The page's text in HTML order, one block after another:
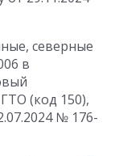
северные
в
(код 150),
№ 176-